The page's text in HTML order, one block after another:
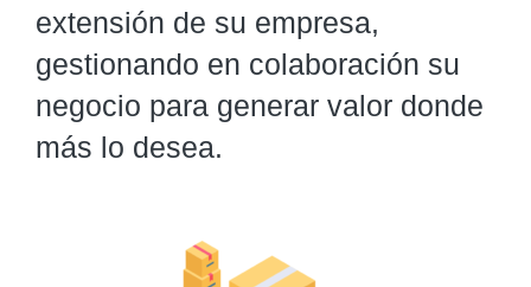
extensión de su empresa,
gestionando en colaboración su
negocio para generar valor donde
más lo desea.